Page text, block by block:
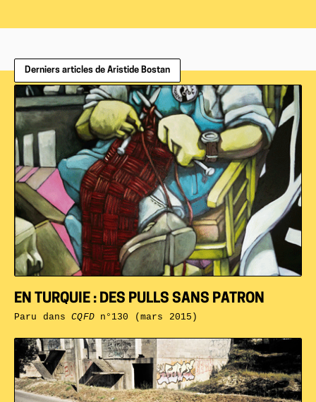
Derniers articles de Aristide Bostan
EN TURQUIE : DES PULLS SANS PATRON
Paru dansCQFDn°130 (mars 2015)